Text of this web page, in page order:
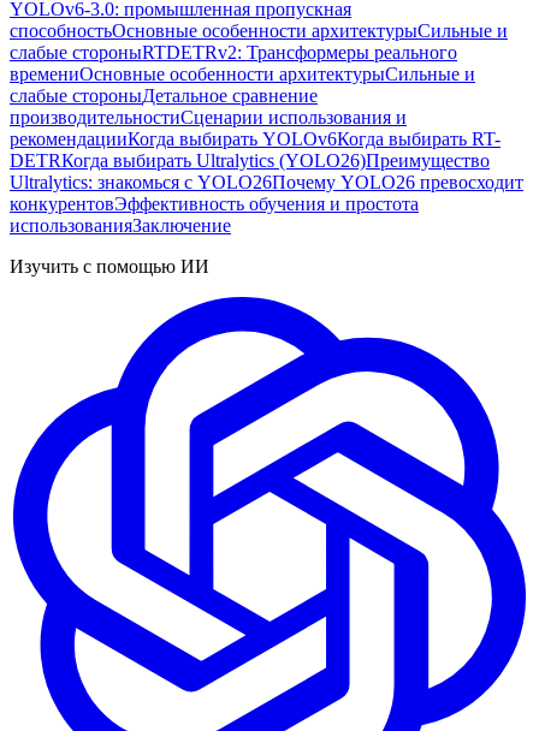
YOLOv6-3.0: промышленная пропускная
способностьОсновные особенности архитектурыСильные и
слабые стороныRTDETRv2: Трансформеры реального
времениОсновные особенности архитектурыСильные и
слабые стороныДетальное сравнение
производительностиСценарии использования и
рекомендацииКогда выбирать YOLOv6Когда выбирать RT-
DETRКогда выбирать Ultralytics (YOLO26)Преимущество
Ultralytics: знакомься с YOLO26Почему YOLO26 превосходит
конкурентовЭффективность обучения и простота
использованияЗаключение
Изучить с помощью ИИ